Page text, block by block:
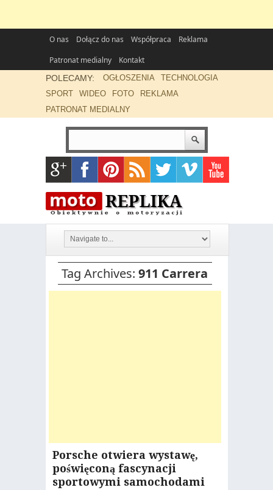
O nas Dołącz do nas Współpraca
Reklama
Patronat medialny
Kontakt
POLECAMY: OGŁOSZENIA
TECHNOLOGIA
SPORT
WIDEO FOTO
REKLAMA
PATRONAT MEDIALNY
Tag Archives: 911 Carrera
Porsche otwiera wystawę,
poświęconą fascynacji
sportowymi samochodami